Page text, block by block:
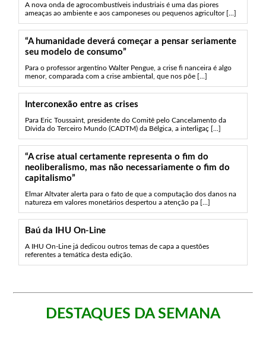
A nova onda de agrocombustíveis industriais é uma das piores
ameaças ao ambiente e aos camponeses ou pequenos agricultor [...]
“A humanidade deverá começar a pensar seriamente
seu modelo de consumo”
Para o professor argentino Walter Pengue, a crise fi nanceira é algo
menor, comparada com a crise ambiental, que nos põe [...]
Interconexão entre as crises
Para Eric Toussaint, presidente do Comitê pelo Cancelamento da
Dívida do Terceiro Mundo (CADTM) da Bélgica, a interligaç [...]
“A crise atual certamente representa o fim do
neoliberalismo, mas não necessariamente o fim do
capitalismo”
Elmar Altvater alerta para o fato de que a computação dos danos na
natureza em valores monetários despertou a atenção pa [...]
Baú da IHU On-Line
A IHU On-Line já dedicou outros temas de capa a questões
referentes a temática desta edição.
DESTAQUES DA SEMANA